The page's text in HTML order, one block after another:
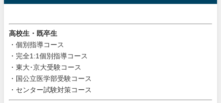
高校生・既卒生
・個別指導コース
・完全1:1個別指導コース
・東大･京大受験コース
・国公立医学部受験コース
・センター試験対策コース